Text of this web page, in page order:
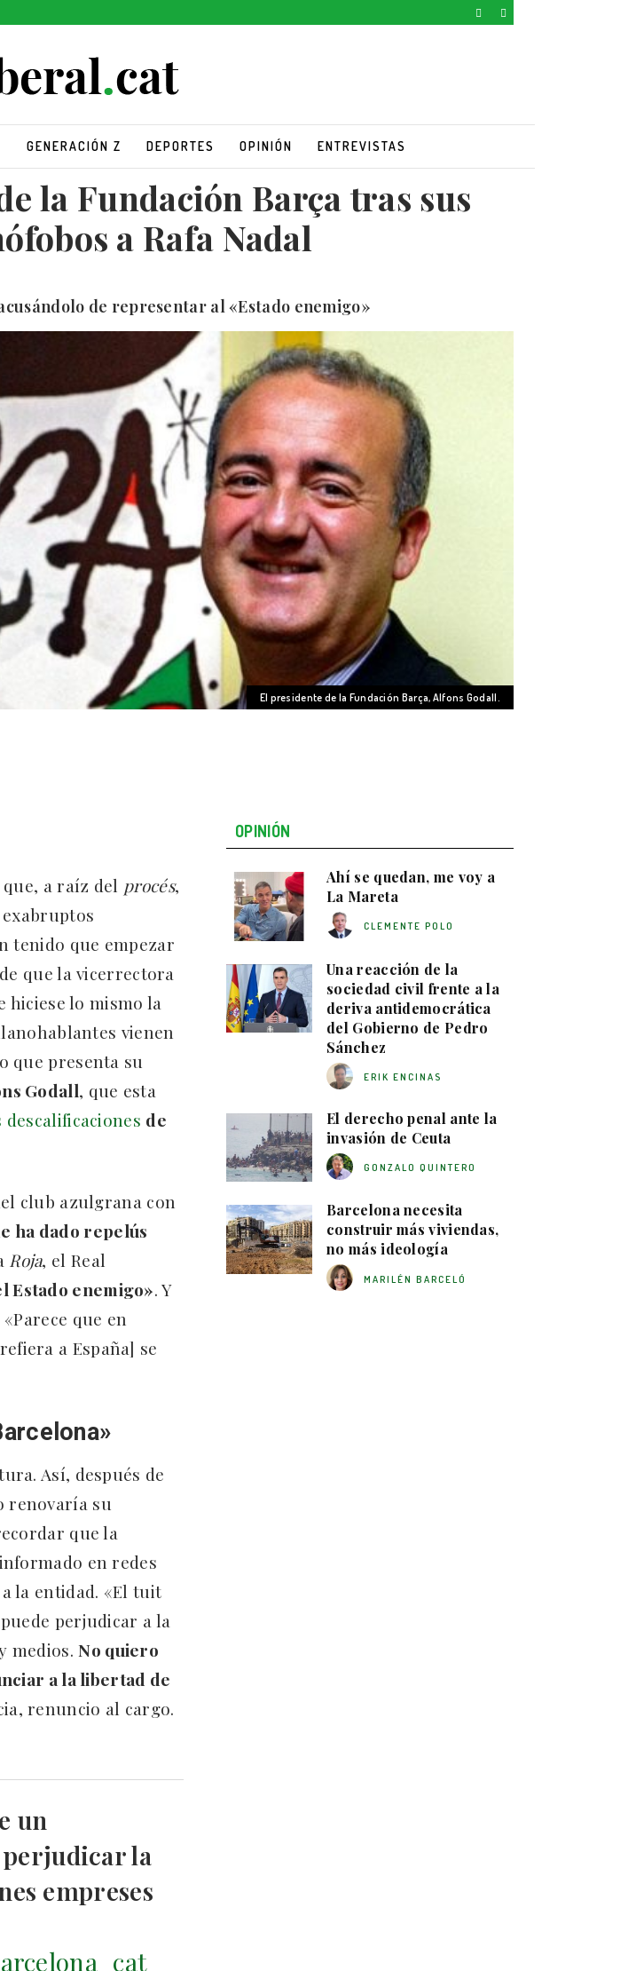
GENERACIÓN Z DEPORTES OPINIÓN ENTREVISTAS
la Fundación Barça tras sus
a Rafa Nadal
de representar al «Estado enemigo»
El presidente de la Fundación Barça, Alfons Godall.
a raíz del procés,
tenido que empezar
que la vicerrectora
hiciese lo mismo la
vienen
que presenta su
Godall, que esta
descalificaciones de
club azulgrana con
ha dado repelús
Roja, el Real
Estado enemigo». Y
que en
a España] se
Así, después de
renovaría su
que la
en redes
la entidad. «El tuit
perjudicar a la
medios.No quiero
a la libertad de
renuncio al cargo.
un
la
empreses
OPINIÓN
Ahí se quedan, me voy a
La Mareta
CLEMENTE POLO
Una reacción de la
sociedad civil frente a la
deriva antidemocrática
del Gobierno de Pedro
Sánchez
ERIK ENCINAS
El derecho penal ante la
invasión de Ceuta
GONZALO QUINTERO
Barcelona necesita
construir más viviendas,
no más ideología
MARILÉN BARCELÓ